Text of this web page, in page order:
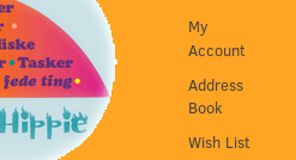
My
Account
Address
Book
Wish List